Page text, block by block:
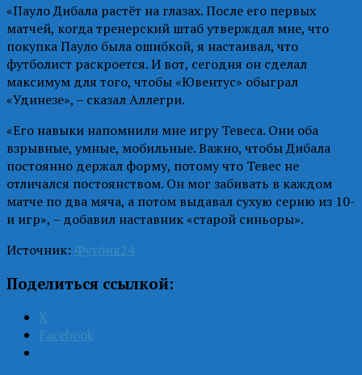
«Пауло Дибала растёт на глазах. После его первых
матчей, когда тренерский штаб утверждал мне, что
покупка Пауло была ошибкой, я настаивал, что
футболист раскроется. И вот, сегодня он сделал
максимум для того, чтобы «Ювентус» обыграл
«Удинезе», – сказал Аллегри.
«Его навыки напомнили мне игру Тевеса. Они оба
взрывные, умные, мобильные. Важно, чтобы Дибала
постоянно держал форму, потому что Тевес не
отличался постоянством. Он мог забивать в каждом
матче по два мяча, а потом выдавал сухую серию из 10-
и игр», – добавил наставник «старой синьоры».
Источник: Футбик24
Поделиться ссылкой:
X
Facebook